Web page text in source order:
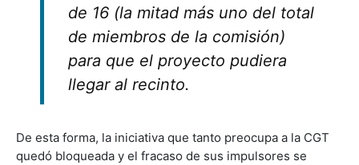
de 16 (la mitad más uno del total
de miembros de la comisión)
para que el proyecto pudiera
llegar al recinto.
De esta forma, la iniciativa que tanto preocupa a la CGT
quedó bloqueada y el fracaso de sus impulsores se